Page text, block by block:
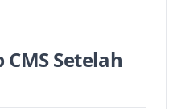
Setelah